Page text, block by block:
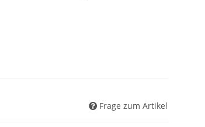
Frage zum Artikel